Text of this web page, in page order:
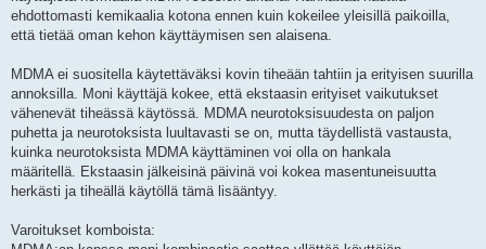
ehdottomasti kemikaalia kotona ennen kuin kokeilee yleisillä paikoilla,
että tietää oman kehon käyttäymisen sen alaisena.
MDMA ei suositella käytettäväksi kovin tiheään tahtiin ja erityisen suurilla
annoksilla. Moni käyttäjä kokee, että ekstaasin erityiset vaikutukset
vähenevät tiheässä käytössä. MDMA neurotoksisuudesta on paljon
puhetta ja neurotoksista luultavasti se on, mutta täydellistä vastausta,
kuinka neurotoksista MDMA käyttäminen voi olla on hankala
määritellä. Ekstaasin jälkeisinä päivinä voi kokea masentuneisuutta
herkästi ja tiheällä käytöllä tämä lisääntyy.
Varoitukset komboista: